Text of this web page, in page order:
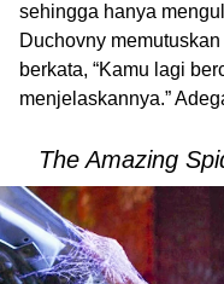
sehingga hanya
Duchovny
berkata, “Kamu lagi
menjelaskannya.”
The Amazing